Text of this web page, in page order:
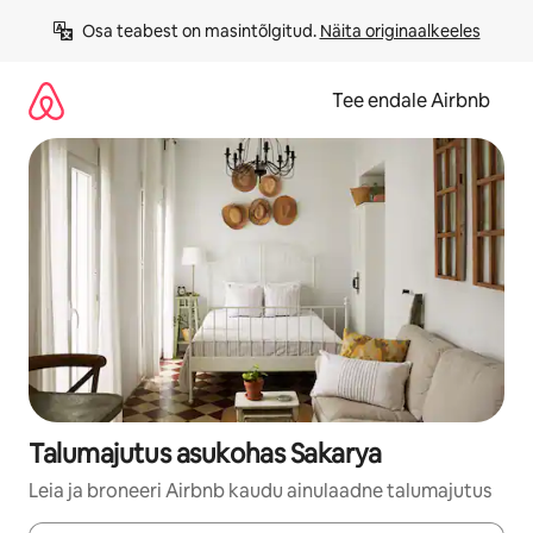
Osa teabest on masintõlgitud. Näita originaalkeeles
Tee endale Airbnb
Talumajutus asukohas Sakarya
Leia ja broneeri Airbnb kaudu ainulaadne talumajutus